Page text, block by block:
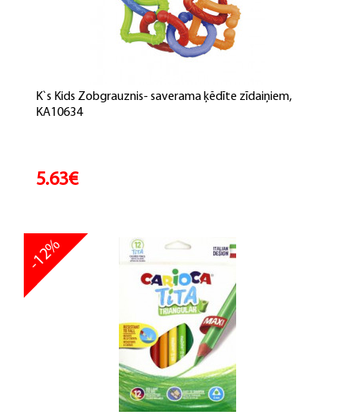
K`s Kids Zobgrauznis- saverama ķēdīte zīdaiņiem,
KA10634
5.63€
-12%